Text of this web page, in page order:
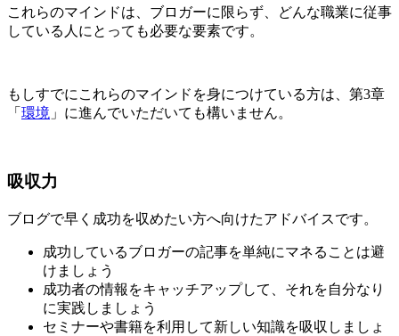
これらのマインドは、ブロガーに限らず、どんな職業に従事
している人にとっても必要な要素です。
もしすでにこれらのマインドを身につけている方は、第3章
「 環境 」に進んでいただいても構いません。
吸収力
ブログで早く成功を収めたい方へ向けたアドバイスです。
成功しているブロガーの記事を単純にマネることは避
けましょう
成功者の情報をキャッチアップして、それを自分なり
に実践しましょう
セミナーや書籍を利用して新しい知識を吸収しましょ